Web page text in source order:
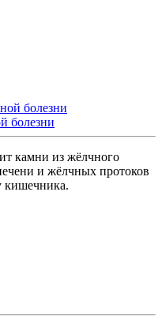
болезни
камни из жёлчного
и жёлчных протоков
кишечника.